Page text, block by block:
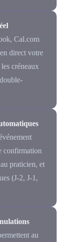
Cal.com
direct votre
créneaux
confirmation
praticien, et
(J-2, J-1,
au